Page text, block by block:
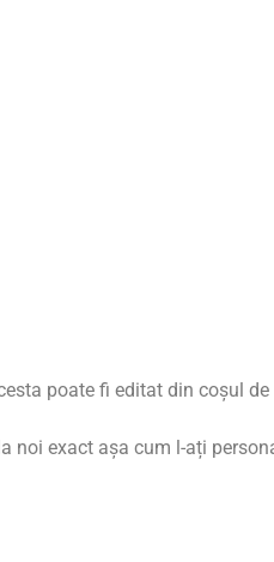
poate fi editat din coșul de
noi exact așa cum l-ați